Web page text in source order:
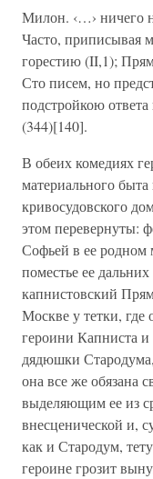
Милон. ‹…› ничего
Часто, приписывая
горестию (II,1);
Сто писем, но
подстройкою
(344)[140].
В обеих комедиях
материального быта
кривосудовского
этом перевернуты:
Софьей в ее родном
поместье ее
капнистовский
Москве у тетки, где
героини Капниста и
дядюшки
она все же обязана
выделяющим ее из
внесценической и,
как и Стародум,
героине грозит